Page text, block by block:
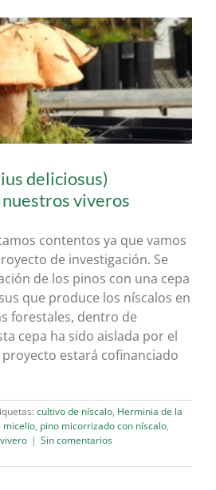
deliciosus)
viveros
contentos ya que vamos
de investigación. Se
de los pinos con una cepa
que produce los níscalos en
forestales, dentro de
cepa ha sido aislada por el
proyecto estará cofinanciado
cultivo de níscalo, Herminia de la
micelio, pino micorrizado con níscalo,
| Sin comentarios